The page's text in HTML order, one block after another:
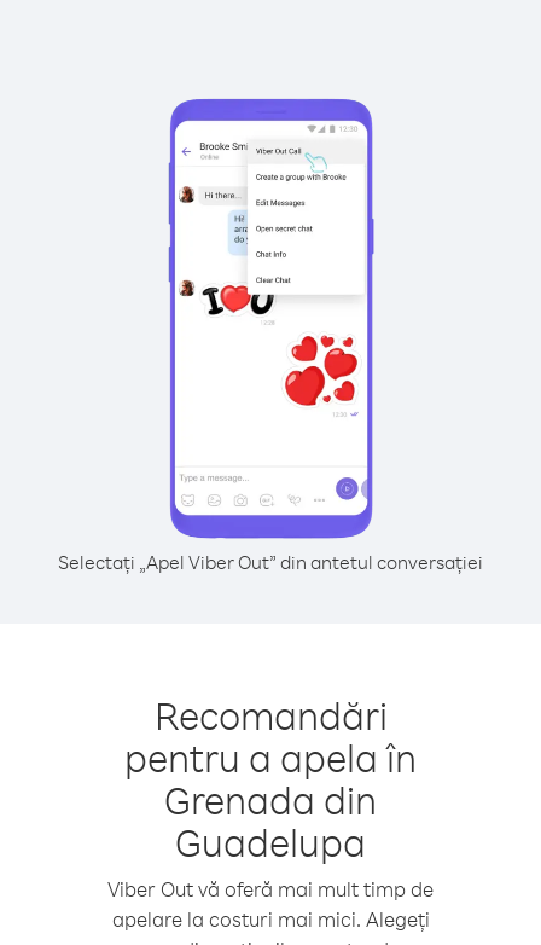
Selectați „Apel Viber Out” din antetul conversației
Recomandări
pentru a apela în
Grenada din
Guadelupa
Viber Out vă oferă mai mult timp de
apelare la costuri mai mici. Alegeți